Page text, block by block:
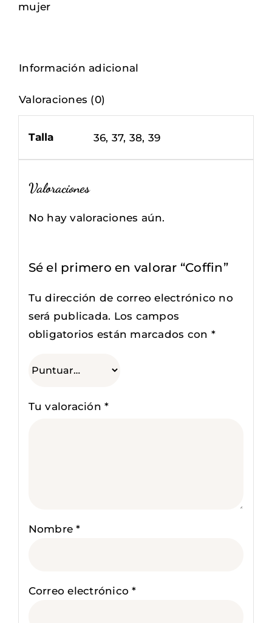
mujer
Información adicional
Valoraciones (0)
Talla 36, 37, 38, 39
Valoraciones
No hay valoraciones aún.
Sé el primero en valorar “Coffin”
Tu dirección de correo electrónico no
será publicada. Los campos
obligatorios están marcados con *
Tu valoración*
Nombre*
Correo electrónico*